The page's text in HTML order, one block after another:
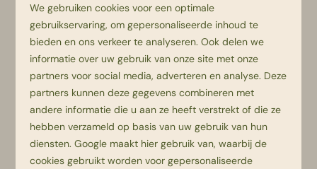
Als je de rode of oranje route loopt kom je
langs Boerderij De Meulenhorst en Pauw
Bierbrouwerij. Bij De Meulenhorst kun je
genieten van een heerlijk ambachtelijk ijsje
en kunnen de kinderen ervaren hoe het
leven is op de boerderij! Naast deze
boerderij zit bierbrouwerij Pauw gevestigd.
Op ambachtelijke wijze brouwen ze bij Pauw
We gebruiken cookies voor een optimale
gebruikservaring, om gepersonaliseerde inhoud te
bieden en ons verkeer te analyseren. Ook delen we
informatie over uw gebruik van onze site met onze
partners voor social media, adverteren en analyse. Deze
partners kunnen deze gegevens combineren met
andere informatie die u aan ze heeft verstrekt of die ze
hebben verzameld op basis van uw gebruik van hun
diensten.Google maakt hier gebruik van, waarbij de
cookies gebruikt worden voor gepersonaliseerde